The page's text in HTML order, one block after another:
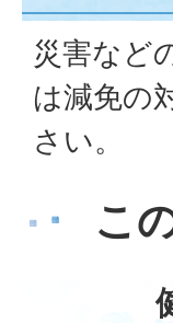
災害など
は減免の
さい。
こ